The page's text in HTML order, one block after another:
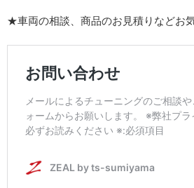
★車両の相談、商品のお見積りなどお